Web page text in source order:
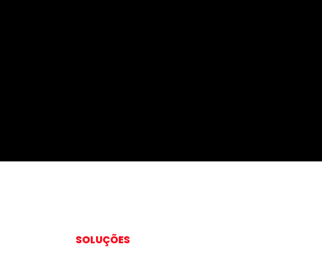
SOLUÇÕES